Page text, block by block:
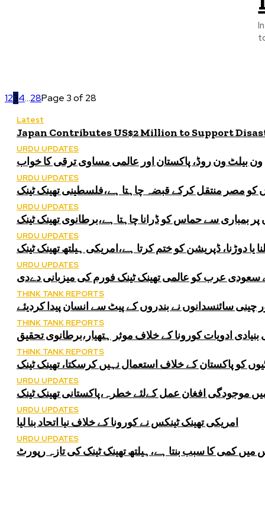
1234...28Page 3 of 28
Latest
Japan Contributes US$2 Million to Support
URDU UPDATES
ون بیلٹ ون روڈ، پاکستان اور عالمی مساوی ترقی کا خواب
URDU UPDATES
مصر منتقل کرکے قبضہ چاہتا ہے،فلسطینی تھینک ٹینک
URDU UPDATES
بمباری سے حماس کو ڈرانا چاہتا ہے،برطانوی تھینک ٹینک
URDU UPDATES
یا دوڑنا، ڈپریشن کو ختم کرتا ہے،امریکی ہیلتھ تھینک ٹینک
URDU UPDATES
سعودی عرب کو عالمی تھینک ٹینک فورم کی میزبانی دےدی
THINK TANK REPORTS
چینی سائنسدانوں نے بندروں کے پیٹ سے انسان پیدا کردیئے
THINK TANK REPORTS
ادویات کورونا کے خلاف موثر ہتھیار،برطانوی تحقیق
THINK TANK REPORTS
کو پاکستان کے خلاف استعمال نہیں کرسکتا، تھینک ٹینک
URDU UPDATES
موجودگی افغان عمل کےلئے خطرہ،پاکستانی تھینک ٹینک
URDU UPDATES
امریکی تھینک ٹینکس نے کورونا کے خلاف نیا اتحاد بنا لیا
URDU UPDATES
میں کمی کا سبب بنتا ہے،ہیلتھ تھینک ٹینک کی تازہ رپورٹ